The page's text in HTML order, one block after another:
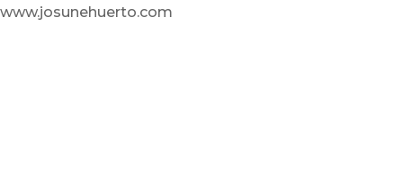
www.josunehuerto.com